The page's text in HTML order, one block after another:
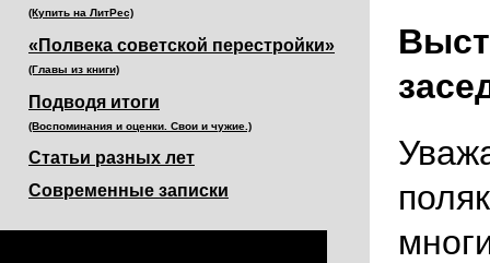
(Купить на ЛитРес)
«Полвека советской перестройки»
(Главы из книги)
Подводя итоги
(Воспоминания и оценки. Свои и чужие.)
Статьи разных лет
Современные записки